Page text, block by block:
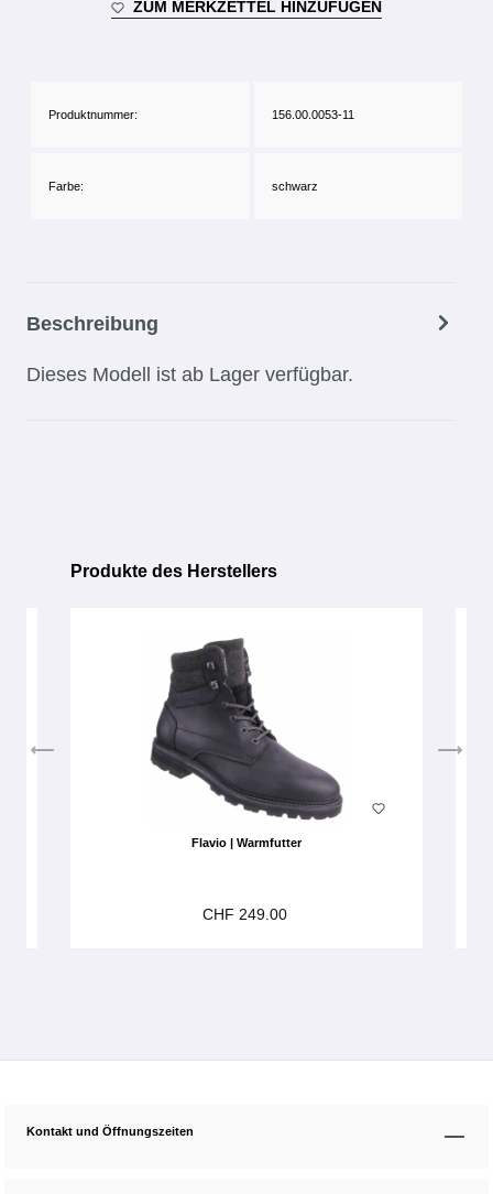
ZUM MERKZETTEL HINZUFÜGEN
Produktnummer: 156.00.0053-11
Farbe: schwarz
Beschreibung
Dieses Modell ist ab Lager verfügbar.
Produktgalerie überspringen
Produkte des Herstellers
Flavio | Warmfutter
CHF 249.00
Kontakt und Öffnungszeiten